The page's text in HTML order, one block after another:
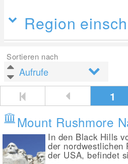
Region
Sortieren nach
1
Mount Rushmore
In den Black Hills
der nordwestlichen
der USA, befindet